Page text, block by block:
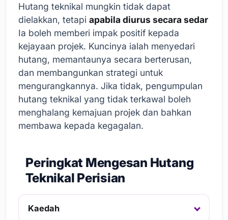
Hutang teknikal mungkin tidak dapat
dielakkan, tetapi apabila diurus secara sedar
Ia boleh memberi impak positif kepada
kejayaan projek. Kuncinya ialah menyedari
hutang, memantaunya secara berterusan,
dan membangunkan strategi untuk
mengurangkannya. Jika tidak, pengumpulan
hutang teknikal yang tidak terkawal boleh
menghalang kemajuan projek dan bahkan
membawa kepada kegagalan.
Peringkat Mengesan Hutang
Teknikal Perisian
Kaedah